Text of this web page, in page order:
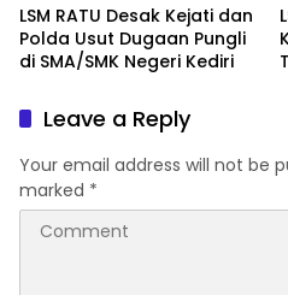
Carut Marutnya Pendidikan
di Kediri
LSM RATU Desak Kejati dan
Polda Usut Dugaan Pungli
di SMA/SMK Negeri Kediri
Leave a Reply
Your email address will not be
marked *